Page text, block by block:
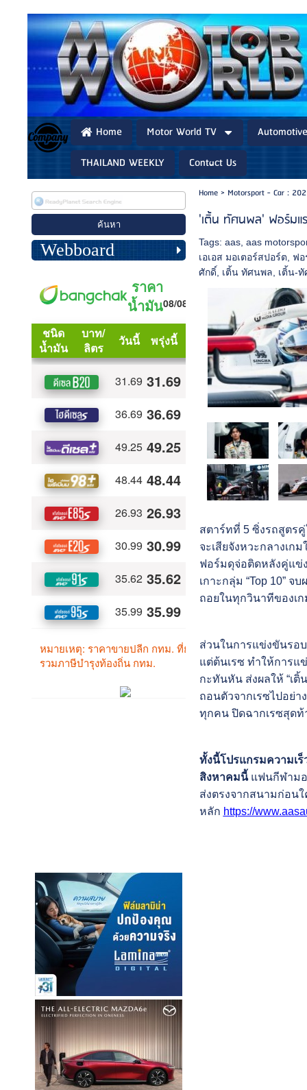
Home Motor World TV
THAILAND WEEKLY
Contact Us
Webboard
Home> Motorsport - Car :
'เติ้น ทัศนพล' ฟอร์มแ
Tags:aas ,aas
เอเอส มอเตอร์สปอร์ต
ฟอ
ศักดิ์
เติ้น ทัศนพล เติ้น-
สตาร์ทที่ 5 ซิ่งรถสูตร
จะเสียจังหวะกลางเก
ฟอร์มดุจ่อติดหลังคู่แข่ง
เกาะกลุ่ม​ “Top 10”
ถอยในทุกวินาทีของเก
ส่วนในการแข่งขันรอ
แต่ต้นเรซ ทำให้การแ
กะทันหัน ส่งผลให้ “เ
ถอนตัวจากเรซไปอย่
ทุกคน ปิดฉากเรซสุด
ทั้งนี้โปรแกรมความเร็
สิงหาคมนี้แฟนกีฬามอ
ส่งตรงจากสนามก่อนใ
หลัก https://